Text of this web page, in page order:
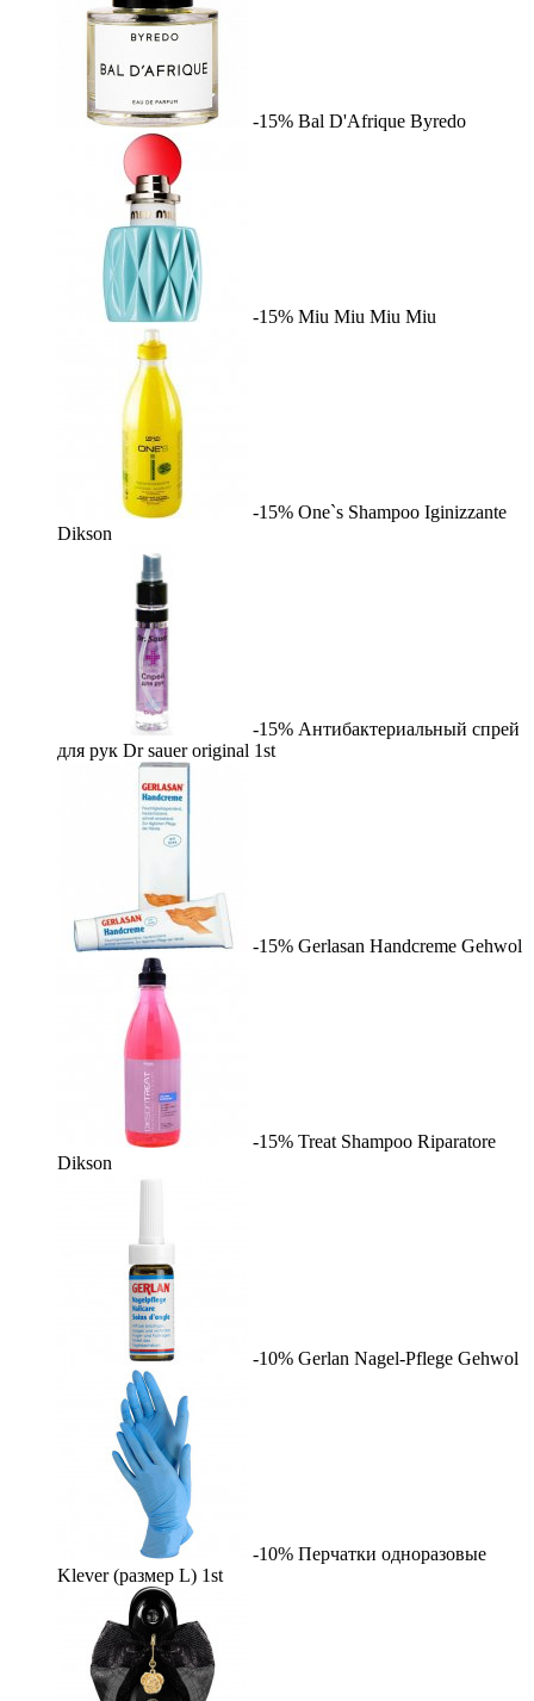
-15% Bal D'Afrique Byredo
-15% Miu Miu Miu Miu
-15% One`s Shampoo Iginizzante
Dikson
-15% Антибактериальный спрей
для рук Dr sauer original 1st
-15% Gerlasan Handcreme Gehwol
-15% Treat Shampoo Riparatore
Dikson
-10% Gerlan Nagel-Pflege Gehwol
-10% Перчатки одноразовые
Klever (размер L) 1st